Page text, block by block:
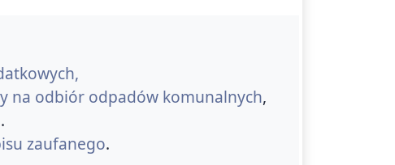
na odbiór odpadów komunalnych,
.
zaufanego.